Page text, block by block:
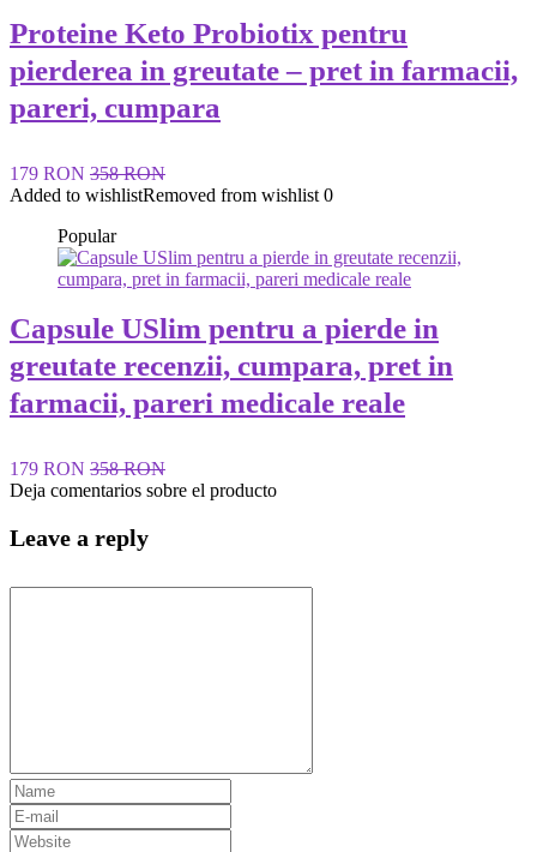
Proteine Keto Probiotix pentru
pierderea in greutate – pret in farmacii,
pareri, cumpara
179 RON 358 RON
Added to wishlistRemoved from wishlist 0
Popular
Capsule USlim pentru a pierde in
greutate recenzii, cumpara, pret in
farmacii, pareri medicale reale
179 RON 358 RON
Deja comentarios sobre el producto
Leave a reply